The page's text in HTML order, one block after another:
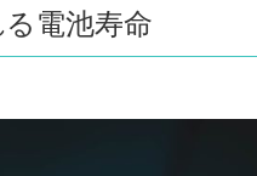
電池寿命